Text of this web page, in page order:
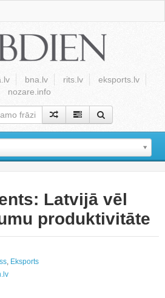
bna.lv rits.lv
eksports.lv
nozare.info
Latvijā vēl
produktivitāte
, Eksports